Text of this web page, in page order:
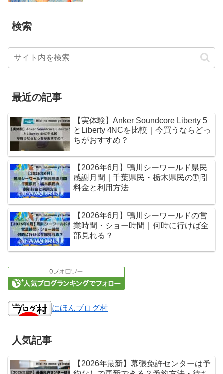
検索
最近の記事
【実体験】Anker Soundcore Liberty 5
とLiberty 4NCを比較｜今買うならどっ
ちがおすすめ？
【2026年6月】鴨川シーワールド県民
感謝月間｜千葉県民・栃木県民の割引
料金と利用方法
【2026年6月】鴨川シーワールドの営
業時間・ショー時間｜何時に行けば全
部見れる？
にほんブログ村
人気記事
【2026年最新】幕張免許センターは予